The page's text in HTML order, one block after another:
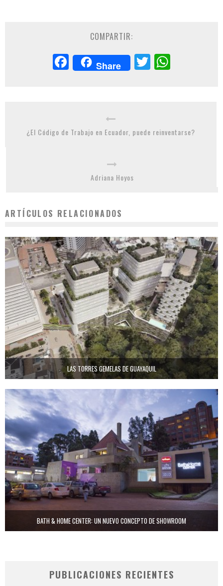
COMPARTIR:
Facebook
Share Twitter
¿El Código de Trabajo en Ecuador, puede reinventarse?
Adriana Hoyos
ARTÍCULOS RELACIONADOS
LAS TORRES GEMELAS DE GUAYAQUIL
BATH & HOME CENTER: UN NUEVO CONCEPTO DE SHOWROOM
PUBLICACIONES RECIENTES